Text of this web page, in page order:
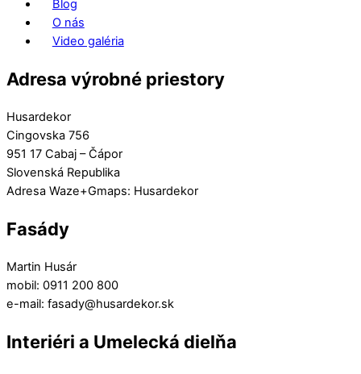
Blog
O nás
Video galéria
Adresa výrobné priestory
Husardekor
Cingovska 756
951 17 Cabaj – Čápor
Slovenská Republika
Adresa Waze+Gmaps: Husardekor
Fasády
Martin Husár
mobil: 0911 200 800
e-mail: fasady@husardekor.sk
Interiéri a Umelecká dielňa